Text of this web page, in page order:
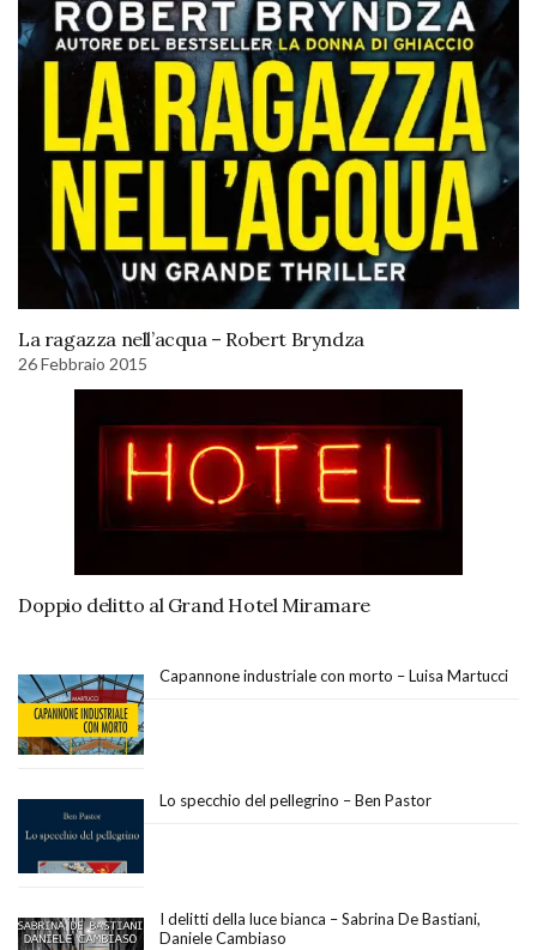
La ragazza nell’acqua – Robert Bryndza
26 Febbraio 2015
Doppio delitto al Grand Hotel Miramare
Capannone industriale con morto – Luisa Martucci
Lo specchio del pellegrino – Ben Pastor
I delitti della luce bianca – Sabrina De Bastiani,
Daniele Cambiaso